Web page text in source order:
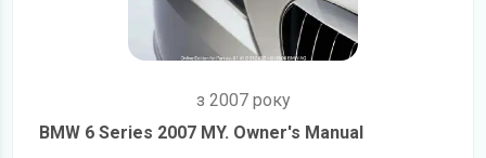
з 2007 року
BMW 6 Series 2007 MY. Owner's Manual